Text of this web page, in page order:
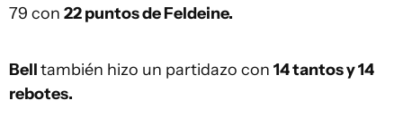
79 con 22 puntos de Feldeine.
Belltambién hizo un partidazo con 14 tantos y 14
rebotes.